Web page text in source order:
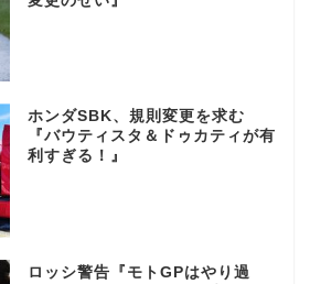
ホンダSBK、規則変更を求む
『バウティスタ＆ドゥカティが有
利すぎる！』
ロッシ警告『モトGPはやり過